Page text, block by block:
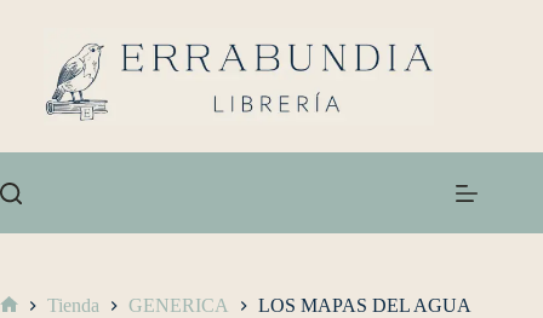
Tienda GENERICA LOS MAPAS DEL AGUA